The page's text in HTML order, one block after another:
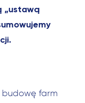
„ustawą
farm